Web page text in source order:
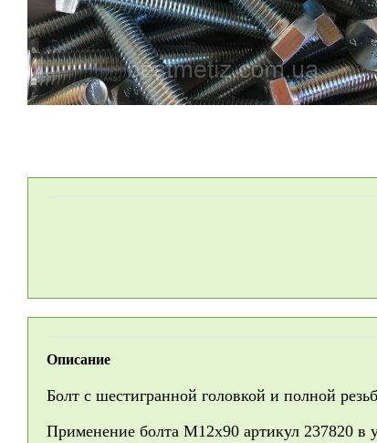
Описание
Болт с шестигранной головкой и полной
Применение болта M12x90 артикул 237820 в